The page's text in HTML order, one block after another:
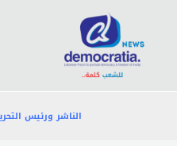
المحتوى
الناشر ورئيس